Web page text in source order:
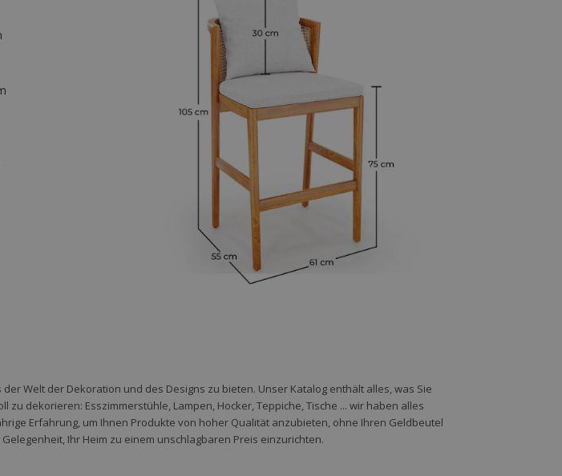
Welt der Dekoration und des Designs zu bieten. Unser Katalog enthält alles, was Sie
dekorieren: Esszimmerstühle, Lampen, Hocker, Teppiche, Tische ... wir haben alles
Erfahrung, um Ihnen Produkte von hoher Qualität anzubieten, ohne Ihren Geldbeutel
Ihr Heim zu einem unschlagbaren Preis einzurichten.